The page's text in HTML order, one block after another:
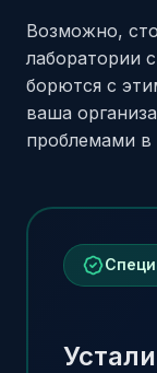
Возможно,
лаборатории
борются с
ваша
проблемами в